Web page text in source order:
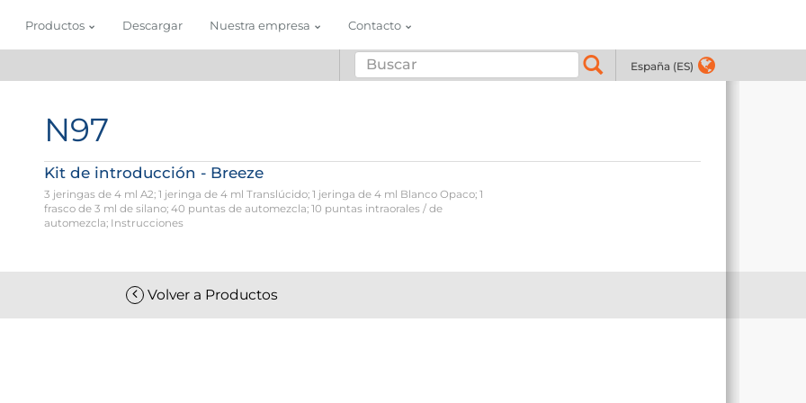
Productos Descargar Nuestra empresa Contacto
España (ES)
N97
Kit de introducción - Breeze
3 jeringas de 4 ml A2; 1 jeringa de 4 ml Translúcido; 1 jeringa de 4 ml Blanco Opaco; 1
frasco de 3 ml de silano; 40 puntas de automezcla; 10 puntas intraorales / de
automezcla; Instrucciones
Volver a Productos